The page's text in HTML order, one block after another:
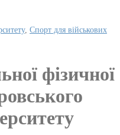
, Спорт для військових
фізичної